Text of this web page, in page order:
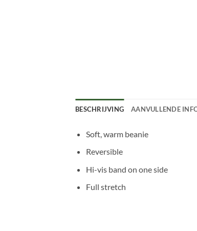
BESCHRIJVING AANVULLENDE
Soft, warm beanie
Reversible
Hi-vis band on one side
Full stretch